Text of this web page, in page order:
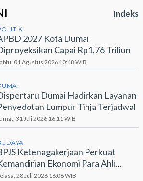
Indeks
2027 Kota Dumai
Capai Rp1,76 Triliun
01 Agustus 2026 10:48 WIB
Dumai Hadirkan Layanan
Lumpur Tinja Terjadwal
31 Juli 2026 16:11 WIB
Ketenagakerjaan Perkuat
Ekonomi Para Ahli
Lewat Program PEKA
28 Juli 2026 16:08 WIB